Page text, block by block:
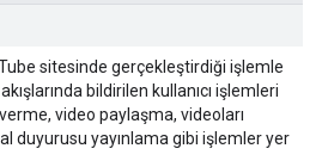
sitesinde gerçekleştirdiği işlemle
bildirilen kullanıcı işlemleri
video paylaşma, videoları
duyurusu yayınlama gibi işlemler yer